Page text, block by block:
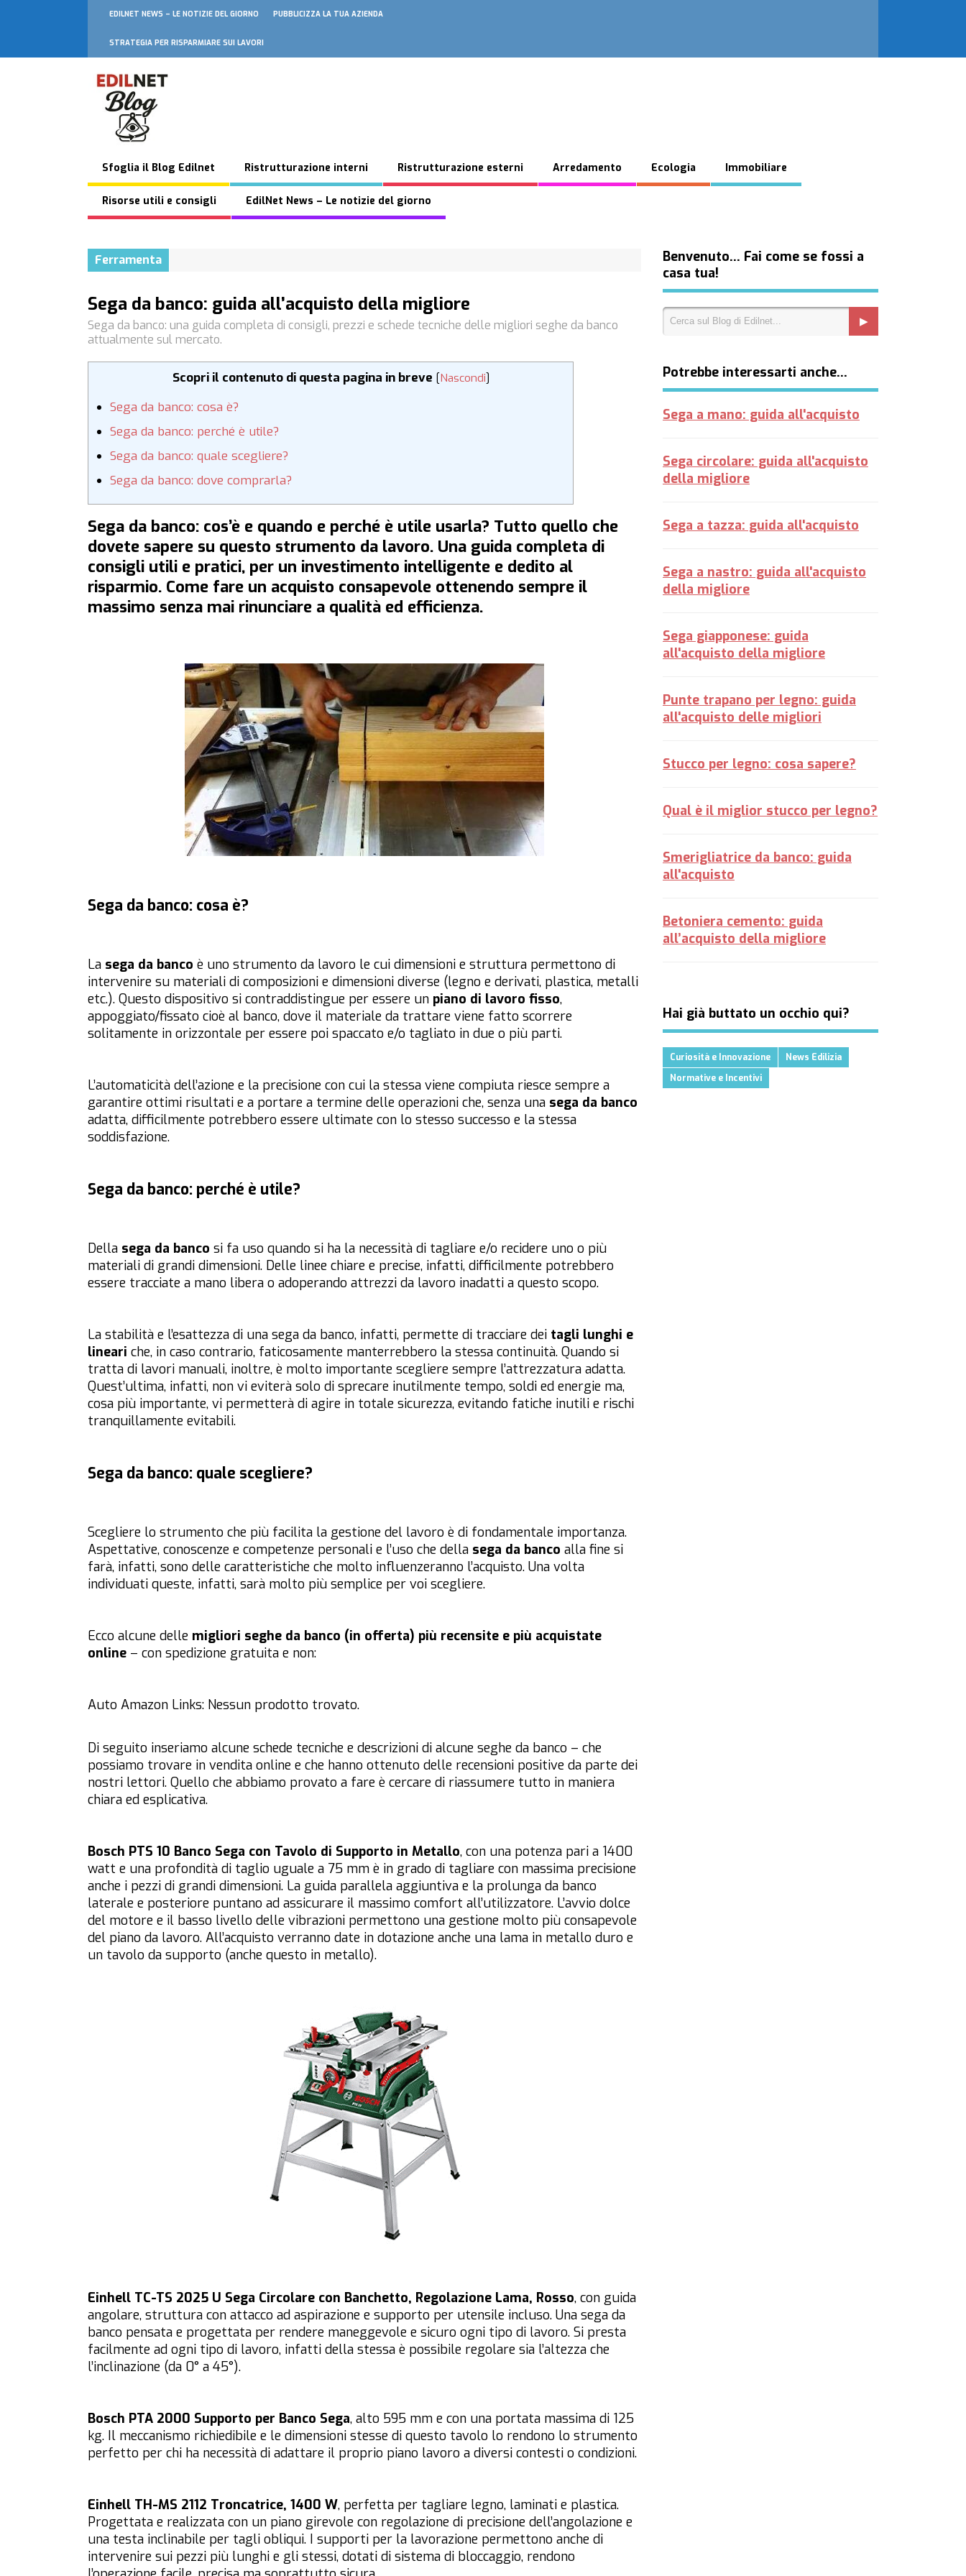
EDILNET NEWS – LE NOTIZIE DEL GIORNO PUBBLICIZZA LA TUA AZIENDA
STRATEGIA PER RISPARMIARE SUI LAVORI
Sfoglia il Blog Edilnet Ristrutturazione interni Ristrutturazione esterni Arredamento Ecologia Immobiliare
Risorse utili e consigli EdilNet News – Le notizie del giorno
Ferramenta
Sega da banco: guida all’acquisto della migliore
Sega da banco: una guida completa di consigli, prezzi e schede tecniche delle migliori seghe da banco
attualmente sul mercato.
Scopri il contenuto di questa pagina in breve [Nascondi]
Sega da banco: cosa è?
Sega da banco: perché è utile?
Sega da banco: quale scegliere?
Sega da banco: dove comprarla?
Sega da banco: cos’è e quando e perché è utile usarla? Tutto quello che
dovete sapere su questo strumento da lavoro. Una guida completa di
consigli utili e pratici, per un investimento intelligente e dedito al
risparmio. Come fare un acquisto consapevole ottenendo sempre il
massimo senza mai rinunciare a qualità ed efficienza.
Sega da banco: cosa è?
La sega da banco è uno strumento da lavoro le cui dimensioni e struttura permettono di
intervenire su materiali di composizioni e dimensioni diverse (legno e derivati, plastica, metalli
etc.). Questo dispositivo si contraddistingue per essere un piano di lavoro fisso,
appoggiato/fissato cioè al banco, dove il materiale da trattare viene fatto scorrere
solitamente in orizzontale per essere poi spaccato e/o tagliato in due o più parti.
L’automaticità dell’azione e la precisione con cui la stessa viene compiuta riesce sempre a
garantire ottimi risultati e a portare a termine delle operazioni che, senza una sega da banco
adatta, difficilmente potrebbero essere ultimate con lo stesso successo e la stessa
soddisfazione.
Sega da banco: perché è utile?
Della sega da banco si fa uso quando si ha la necessità di tagliare e/o recidere uno o più
materiali di grandi dimensioni. Delle linee chiare e precise, infatti, difficilmente potrebbero
essere tracciate a mano libera o adoperando attrezzi da lavoro inadatti a questo scopo.
La stabilità e l’esattezza di una sega da banco, infatti, permette di tracciare dei tagli lunghi e
lineari che, in caso contrario, faticosamente manterrebbero la stessa continuità. Quando si
tratta di lavori manuali, inoltre, è molto importante scegliere sempre l’attrezzatura adatta.
Quest’ultima, infatti, non vi eviterà solo di sprecare inutilmente tempo, soldi ed energie ma,
cosa più importante, vi permetterà di agire in totale sicurezza, evitando fatiche inutili e rischi
tranquillamente evitabili.
Sega da banco: quale scegliere?
Scegliere lo strumento che più facilita la gestione del lavoro è di fondamentale importanza.
Aspettative, conoscenze e competenze personali e l’uso che della sega da banco alla fine si
farà, infatti, sono delle caratteristiche che molto influenzeranno l’acquisto. Una volta
individuati queste, infatti, sarà molto più semplice per voi scegliere.
Ecco alcune delle migliori seghe da banco (in offerta) più recensite e più acquistate
online – con spedizione gratuita e non:
Auto Amazon Links: Nessun prodotto trovato.
Di seguito inseriamo alcune schede tecniche e descrizioni di alcune seghe da banco – che
possiamo trovare in vendita online e che hanno ottenuto delle recensioni positive da parte dei
nostri lettori. Quello che abbiamo provato a fare è cercare di riassumere tutto in maniera
chiara ed esplicativa.
Bosch PTS 10 Banco Sega con Tavolo di Supporto in Metallo, con una potenza pari a 1400
watt e una profondità di taglio uguale a 75 mm è in grado di tagliare con massima precisione
anche i pezzi di grandi dimensioni. La guida parallela aggiuntiva e la prolunga da banco
laterale e posteriore puntano ad assicurare il massimo comfort all’utilizzatore. L’avvio dolce
del motore e il basso livello delle vibrazioni permettono una gestione molto più consapevole
del piano da lavoro. All’acquisto verranno date in dotazione anche una lama in metallo duro e
un tavolo da supporto (anche questo in metallo).
Einhell TC-TS 2025 U Sega Circolare con Banchetto, Regolazione Lama, Rosso, con guida
angolare, struttura con attacco ad aspirazione e supporto per utensile incluso. Una sega da
banco pensata e progettata per rendere maneggevole e sicuro ogni tipo di lavoro. Si presta
facilmente ad ogni tipo di lavoro, infatti della stessa è possibile regolare sia l’altezza che
l’inclinazione (da 0° a 45°).
Bosch PTA 2000 Supporto per Banco Sega, alto 595 mm e con una portata massima di 125
kg. Il meccanismo richiedibile e le dimensioni stesse di questo tavolo lo rendono lo strumento
perfetto per chi ha necessità di adattare il proprio piano lavoro a diversi contesti o condizioni.
Einhell TH-MS 2112 Troncatrice, 1400 W, perfetta per tagliare legno, laminati e plastica.
Progettata e realizzata con un piano girevole con regolazione di precisione dell’angolazione e
una testa inclinabile per tagli obliqui. I supporti per la lavorazione permettono anche di
intervenire sui pezzi più lunghi e gli stessi, dotati di sistema di bloccaggio, rendono
Benvenuto… Fai come se fossi a
casa tua!
Potrebbe interessarti anche…
Sega a mano: guida all'acquisto
Sega circolare: guida all'acquisto
della migliore
Sega a tazza: guida all'acquisto
Sega a nastro: guida all'acquisto
della migliore
Sega giapponese: guida
all'acquisto della migliore
Punte trapano per legno: guida
all'acquisto delle migliori
Stucco per legno: cosa sapere?
Qual è il miglior stucco per legno?
Smerigliatrice da banco: guida
all'acquisto
Betoniera cemento: guida
all’acquisto della migliore
Hai già buttato un occhio qui?
Curiosità e Innovazione
News Edilizia
Normative e Incentivi